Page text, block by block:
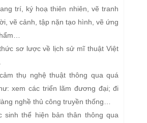
trí, ký hoạ thiên nhiên, vẽ tranh
vẽ cảnh, tập nặn tạo hình, vẽ ứng
sơ lược về lịch sử mĩ thuật Việt
thụ nghệ thuật thông qua quá
xem các triển lãm đương đại; đi
nghề thủ công truyền thống…
sinh thể hiện bản thân thông qua